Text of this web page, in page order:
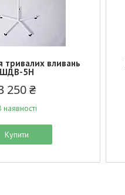
тривалих вливань
ШДВ-5Н
250 ₴
наявності
Купити